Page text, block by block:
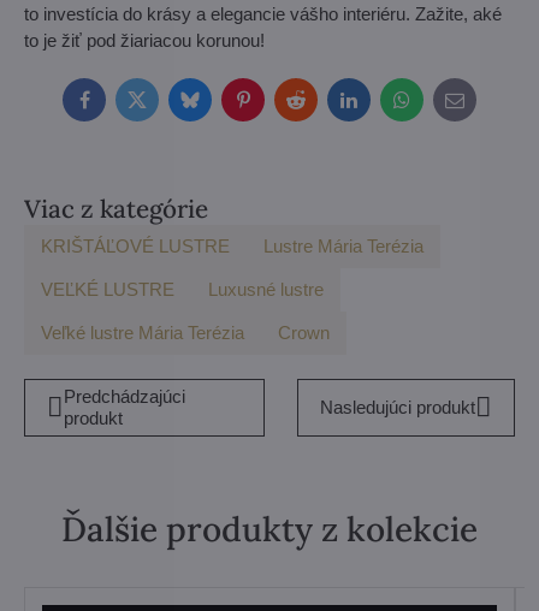
to investícia do krásy a elegancie vášho interiéru. Zažite, aké
to je žiť pod žiariacou korunou!
FacebookTwitterBlueskyPinterestRedditLinkedInWhatsApp
E-
mail
Viac z kategórie
KRIŠTÁĽOVÉ LUSTRE Lustre Mária Terézia
VEĽKÉ LUSTRE Luxusné lustre
Veľké lustre Mária Terézia Crown
Predchádzajúci
produkt
Nasledujúci produkt
Ďalšie produkty z kolekcie